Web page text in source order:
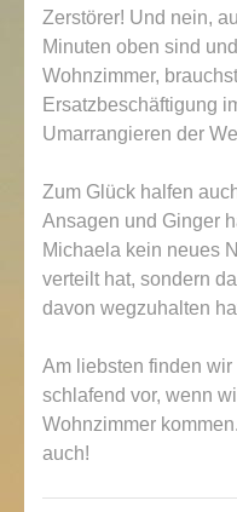
Zerstörer! Und nein,
Minuten oben sind
Wohnzimmer,
Ersatzbeschäftigung
Umarrangieren der
Zum Glück halfen
Ansagen und Ginger
Michaela kein neues
verteilt hat, sondern
davon wegzuhalten
Am liebsten finden
schlafend vor, wenn
Wohnzimmer
auch!